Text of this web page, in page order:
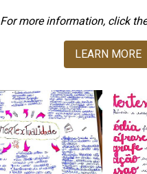
For more information, click
LEARN MORE